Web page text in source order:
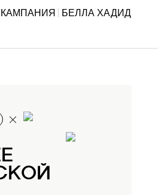
БЕЛЛА ХАДИД